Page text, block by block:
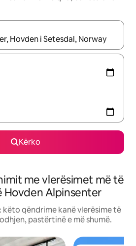
të disponueshme, lëviz me butonat e
Kërko
me vlerësimet më të
Hovden Alpinsenter
këto qëndrime kanë vlerësime të
pastërtinë e më shumë.